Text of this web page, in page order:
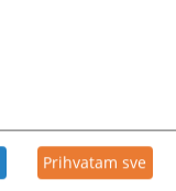
Prihvatam sve